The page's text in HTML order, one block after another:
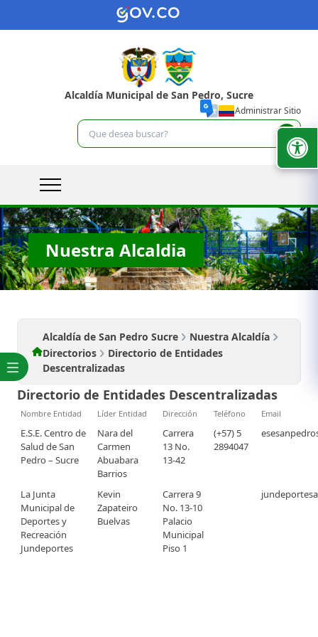
Alcaldía Municipal de San Pedro, Sucre
Administrar Sitio
Nuestra Alcaldia
Alcaldía de San Pedro Sucre
Nuestra Alcaldía
Directorios
Directorio de Entidades
Descentralizadas
Directorio de Entidades Descentralizadas
Nombre Entidad Líder Entidad Dirección Teléfono Email
E.S.E. Centro de
Salud de San
Pedro – Sucre
Nara del
Carmen
Abuabara
Barrios
Carrera
13 No.
13-42
(+57) 5
2894047
La Junta
Municipal de
Deportes y
Recreación
Jundeportes
Kevin
Zapateiro
Buelvas
Carrera 9
No. 13-10
Palacio
Municipal
Piso 1